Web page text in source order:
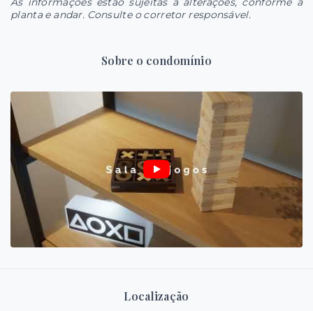
planta e andar. Consulte o corretor responsável.
Sobre o condomínio
Localização